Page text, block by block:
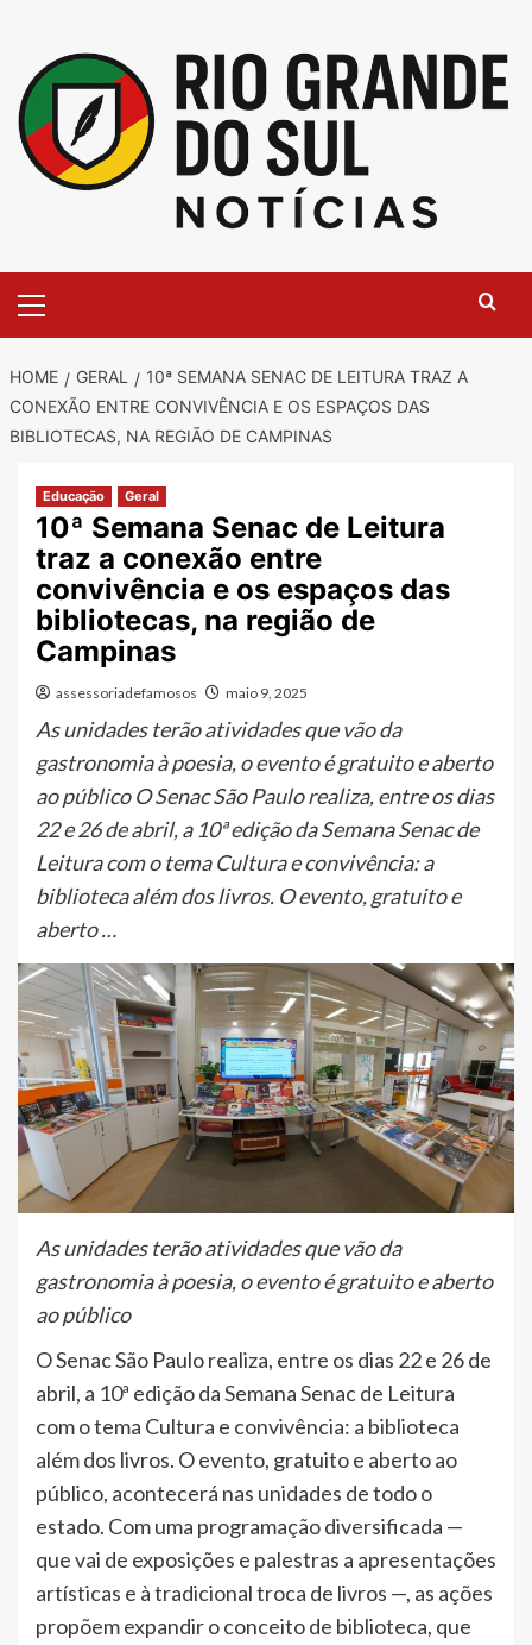
content
Menu
HOME GERAL
10ª SEMANA SENAC DE LEITURA TRAZ A
CONEXÃO ENTRE CONVIVÊNCIA E OS ESPAÇOS DAS
BIBLIOTECAS, NA REGIÃO DE CAMPINAS
Educação Geral
10ª Semana Senac de Leitura
traz a conexão entre
convivência e os espaços das
bibliotecas, na região de
Campinas
assessoriadefamosos maio 9, 2025
As unidades terão atividades que vão da
gastronomia à poesia, o evento é gratuito e aberto
ao público O Senac São Paulo realiza, entre os dias
22 e 26 de abril, a 10ª edição da Semana Senac de
Leitura com o tema Cultura e convivência: a
biblioteca além dos livros. O evento, gratuito e
aberto …
As unidades terão atividades que vão da
gastronomia à poesia, o evento é gratuito e aberto
ao público
O Senac São Paulo realiza, entre os dias 22 e 26 de
abril, a 10ª edição da Semana Senac de Leitura
com o tema Cultura e convivência: a biblioteca
além dos livros. O evento, gratuito e aberto ao
público, acontecerá nas unidades de todo o
estado. Com uma programação diversificada —
que vai de exposições e palestras a apresentações
artísticas e à tradicional troca de livros —, as ações
propõem expandir o conceito de biblioteca, que